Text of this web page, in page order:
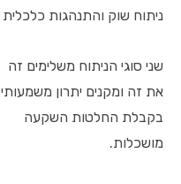
ניתוח שוק והתנהגות כלכלית
שני סוגי הניתוח משלימים זה
את זה ומקנים יתרון משמעותי
בקבלת החלטות השקעה
מושכלות.